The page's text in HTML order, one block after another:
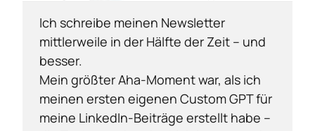
Ich schreibe meinen Newsletter
mittlerweile in der Hälfte der Zeit – und
besser.
Mein größter Aha-Moment war, als ich
meinen ersten eigenen Custom GPT für
meine LinkedIn-Beiträge erstellt habe –